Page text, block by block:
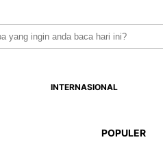
INTERNASIONAL
POPULER